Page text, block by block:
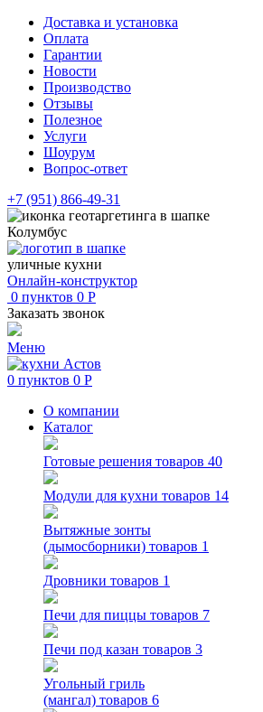
Доставка и установка
Оплата
Гарантии
Новости
Производство
Отзывы
Полезное
Услуги
Шоурум
Вопрос-ответ
+7 (951) 866-49-31
Колумбус
уличные кухни
Онлайн-конструктор
0 пунктов 0 Р
Заказать звонок
Меню
0 пунктов 0 Р
О компании
Каталог
Готовые решения товаров 40
Модули для кухни товаров 14
Вытяжные зонты
(дымосборники) товаров 1
Дровники товаров 1
Печи для пиццы товаров 7
Печи под казан товаров 3
Угольный гриль
(мангал) товаров 6